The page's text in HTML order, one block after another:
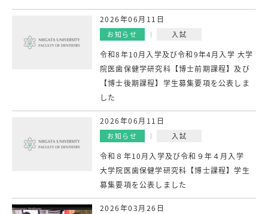
2026年06月11日
お知らせ 入試
令和8年10月入学及び令和9年4月入学 大学
院医歯保健学研究科【博士前期課程】及び
【博士後期課程】学生募集要項を公表しま
した
2026年06月11日
お知らせ 入試
令和８年10月入学及び令和９年４月入学
大学院医歯保健学研究科【博士課程】学生
募集要項を公表しました
2026年03月26日